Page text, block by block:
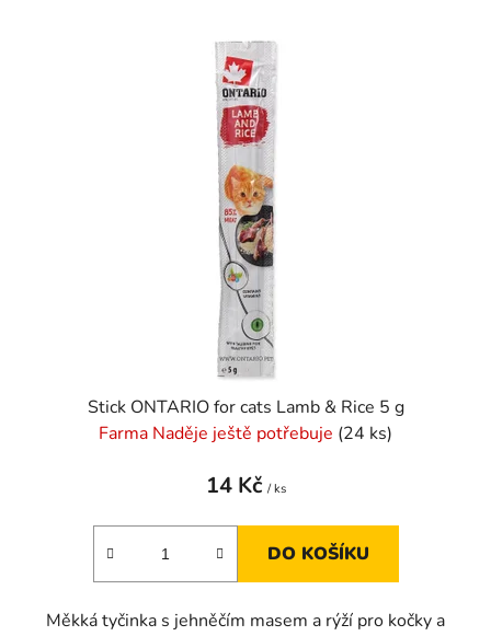
Stick ONTARIO for cats Lamb & Rice 5 g
Farma Naděje ještě potřebuje (24 ks)
14 Kč / ks
DO KOŠÍKU
Měkká tyčinka s jehněčím masem a rýží pro kočky a